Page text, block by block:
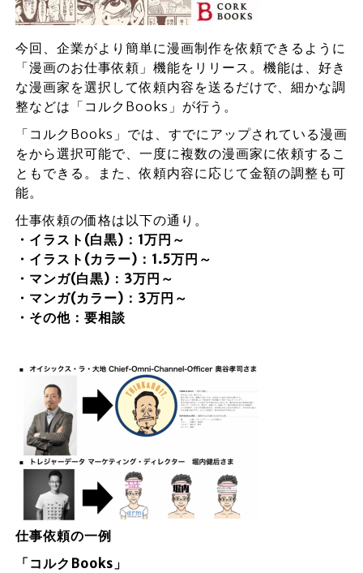
今回、企業がより簡単に漫画制作を依頼できるように
「漫画のお仕事依頼」機能をリリース。機能は、好き
な漫画家を選択して依頼内容を送るだけで、細かな調
整などは「コルクBooks」が行う。
「コルクBooks」では、すでにアップされている漫画
をから選択可能で、一度に複数の漫画家に依頼するこ
ともできる。また、依頼内容に応じて金額の調整も可
能。
仕事依頼の価格は以下の通り。
・イラスト(白黒)：1万円～
・イラスト(カラー)：1.5万円～
・マンガ(白黒)：3万円～
・マンガ(カラー)：3万円～
・その他：要相談
仕事依頼の一例
「コルクBooks」